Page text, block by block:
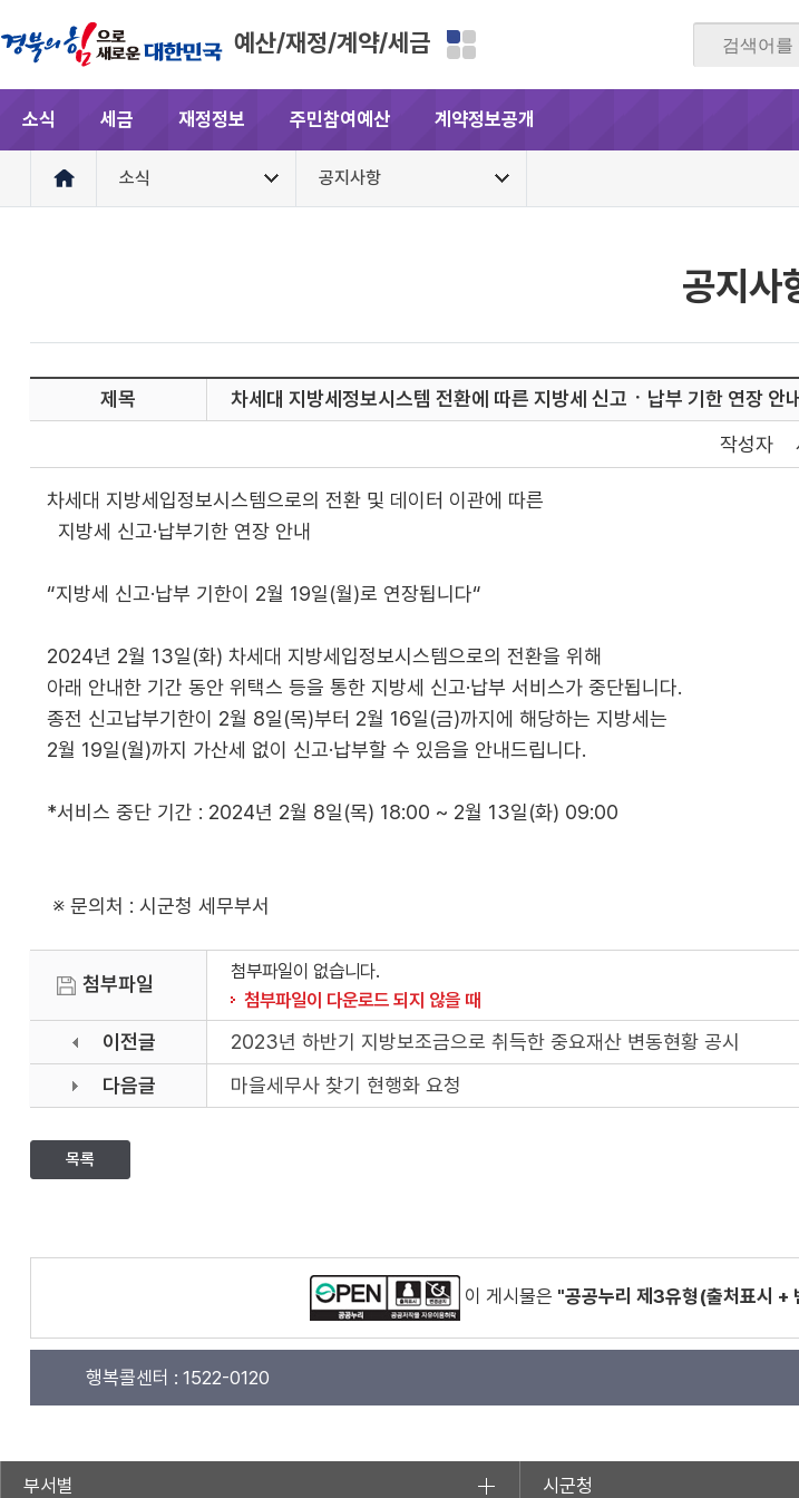
예산/재정/계약/세금
소식 세금 재정정보 주민참여예산 계약정보공개
소식 공지사항
공지사
제목
차세대 지방세정보시스템 전환에 따른 지방세 신고ㆍ납부 기한 연장 안내
작성자
차세대 지방세입정보시스템으로의 전환 및 데이터 이관에 따른
지방세 신고·납부기한 연장 안내
“지방세 신고·납부 기한이 2월 19일(월)로 연장됩니다“
2024년 2월 13일(화) 차세대 지방세입정보시스템으로의 전환을 위해
아래 안내한 기간 동안 위택스 등을 통한 지방세 신고·납부 서비스가 중단됩니다.
종전 신고납부기한이 2월 8일(목)부터 2월 16일(금)까지에 해당하는 지방세는
2월 19일(월)까지 가산세 없이 신고·납부할 수 있음을 안내드립니다.
*서비스 중단 기간 : 2024년 2월 8일(목) 18:00 ~ 2월 13일(화) 09:00
※ 문의처 : 시군청 세무부서
첨부파일
첨부파일이 없습니다.
첨부파일이 다운로드 되지 않을 때
이전글
2023년 하반기 지방보조금으로 취득한 중요재산 변동현황 공시
다음글
마을세무사 찾기 현행화 요청
목록
이 게시물은 "공공누리 제3유형(출처표시 +
행복콜센터 : 1522-0120
부서별 시군청